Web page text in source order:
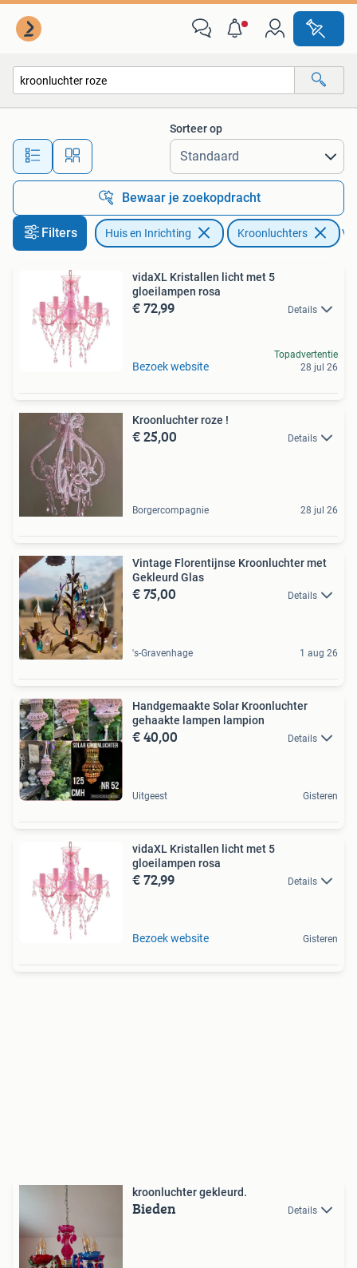
Alle afstanden…
Sorteer op
Bewaar je zoekopdracht
Filters Huis en Inrichting Kroonluchters
vidaXL Kristallen licht met 5
gloeilampen rosa
€ 72,99 Details
Bezoek website
Topadvertentie
28 jul 26
Kroonluchter roze !
€ 25,00 Details
Borgercompagnie 28 jul 26
Vintage Florentijnse Kroonluchter met
Gekleurd Glas
€ 75,00 Details
's-Gravenhage 1 aug 26
Handgemaakte Solar Kroonluchter
gehaakte lampen lampion
€ 40,00 Details
Uitgeest Gisteren
vidaXL Kristallen licht met 5
gloeilampen rosa
€ 72,99 Details
Bezoek website Gisteren
kroonluchter gekleurd.
Bieden Details